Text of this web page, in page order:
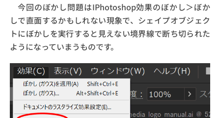
今回のぼかし問題はIPhotoshop効果のぼかし＞ぼか
しで直面するかもしれない現象で、シェイプオブジェク
トにぼかしを実行すると見えない境界線で断ち切られた
ようになっていまうものです。